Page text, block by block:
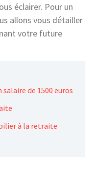
éclairer. Pour un
allons vous détailler
votre future
de 1500 euros
à la retraite